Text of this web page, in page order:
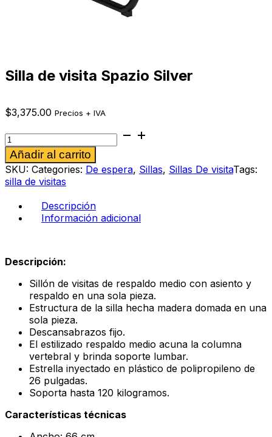
Silla de visita Spazio Silver
$3,375.00 Precios + IVA
Silla
de
visita
Spazio
Silver
cantidad
Añadir al carrito
SKU: Categories: De espera, Sillas, Sillas De visitaTags:
silla de visitas
Descripción
Información adicional
Descripción:
Sillón de visitas de respaldo medio con asiento y
respaldo en una sola pieza.
Estructura de la silla hecha madera domada en una
sola pieza.
Descansabrazos fijo.
El estilizado respaldo medio acuna la columna
vertebral y brinda soporte lumbar.
Estrella inyectado en plástico de polipropileno de
26 pulgadas.
Soporta hasta 120 kilogramos.
Características técnicas